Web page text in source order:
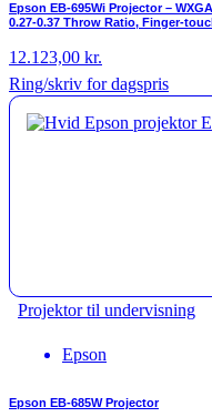
Epson EB-695Wi Projector –
0.27-0.37 Throw Ratio, Finger-
12.123,00 kr.
Ring/skriv for dagspris
Projektor til undervisning
Epson
Epson EB-685W Projector